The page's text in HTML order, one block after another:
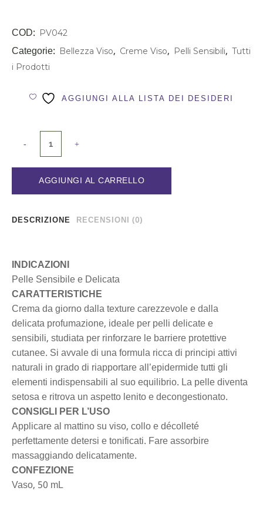
COD: PV042
Categorie: Bellezza Viso, Creme Viso, Pelli Sensibili, Tutti
i Prodotti
AGGIUNGI ALLA LISTA DEI DESIDERI
AGGIUNGI AL CARRELLO
DESCRIZIONE RECENSIONI (0)
INDICAZIONI
Pelle Sensibile e Delicata
CARATTERISTICHE
Crema da giorno dalla texture carezzevole e dalla
delicata profumazione, ideale per pelli delicate e
sensibili, studiata per rinforzare le barriere protettive
cutanee. Si avvale di una formula ricca di principi attivi
naturali in grado di riapportare all’epidermide tutti gli
elementi indispensabili al suo equilibrio. La pelle diventa
setosa e ritrova un aspetto lenito e decongestionato.
CONSIGLI PER L’USO
Applicare al mattino su viso, collo e décolleté
perfettamente detersi e tonificati. Fare assorbire
massaggiando delicatamente.
CONFEZIONE
Vaso, 50 mL